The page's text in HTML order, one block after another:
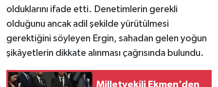
olduklarını ifade etti. Denetimlerin gerekli
olduğunu ancak adil şekilde yürütülmesi
gerektiğini söyleyen Ergin, sahadan gelen yoğun
şikâyetlerin dikkate alınması çağrısında bulundu.
Milletvekili Ekmen’den